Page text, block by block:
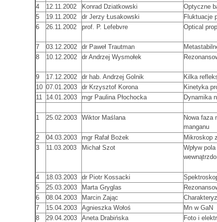
4
12.11.2002 Konrad Dziatkowski
Optyczne
5
19.11.2002 dr Jerzy Łusakowski
Fluktuacje
6
26.11.2002 prof. P. Lefebvre Optical
7 03.12.2002 dr Paweł Trautman
8
10.12.2002 dr Andrzej Wysmołek
9 17.12.2002 dr hab. Andrzej Golnik
Kilka
10 07.01.2003 dr Krzysztof Korona
Kinetyka
11 14.01.2003 mgr Paulina Płochocka Dynamika
1 25.02.2003 Wiktor Maślana
Nowa faza
manganu
2
04.03.2003 mgr Rafał Bożek
Mikroskop
3
11.03.2003 Michał Szot
Wpływ
4 18.03.2003 dr Piotr Kossacki
5
25.03.2003 Marta Gryglas
6
08.04.2003 Marcin Zając
7
15.04.2003 Agnieszka Wołoś
Mn w GaN
8
29.04.2003 Aneta Drabińska
Foto i